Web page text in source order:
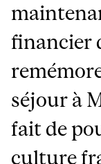
financier
séjour à
fait de
culture